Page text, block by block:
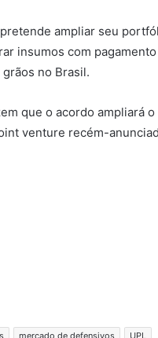
ampliar seu
insumos com
no Brasil.
que o acordo ampliará
venture recém-
mercado de defensivos UPL